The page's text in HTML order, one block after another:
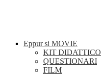
Eppur si MOVIE
KIT DIDATTICO
QUESTIONARI
FILM